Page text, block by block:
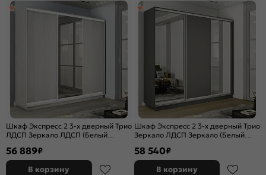
Шкаф Экспресс 2 3-х дверный Трио
ЛДСП Зеркало ЛДСП (Белый
2400x2400x450
56 889₽
В корзину
Шкаф Экспресс 2 3-х дверный Трио
Зеркало ЛДСП Зеркало (Белый
2400x2400x450
58 540₽
В корзину